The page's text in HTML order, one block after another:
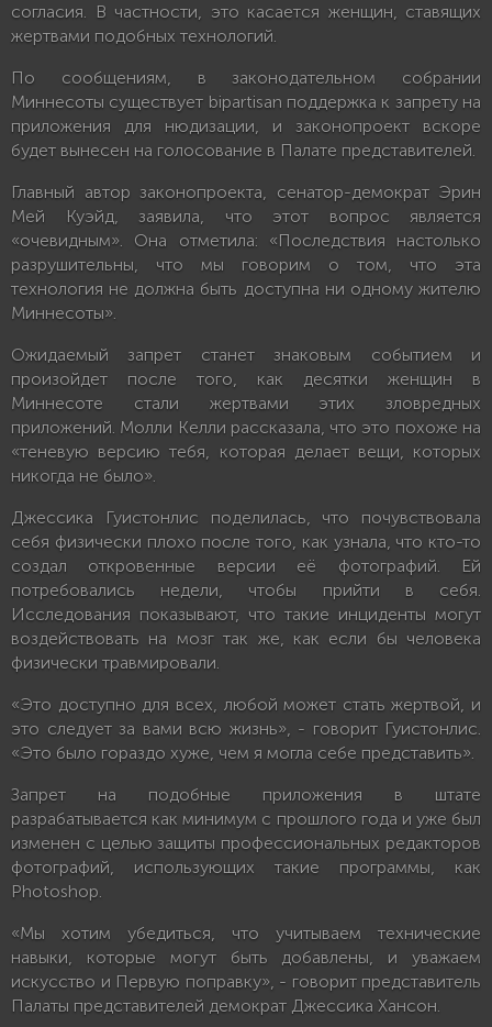
согласия. В частности, это касается женщин, ставящих
жертвами подобных технологий.
По сообщениям, в законодательном собрании
Миннесоты существует bipartisan поддержка к запрету на
приложения для нюдизации, и законопроект вскоре
будет вынесен на голосование в Палате представителей.
Главный автор законопроекта, сенатор-демократ Эрин
Мей Куэйд, заявила, что этот вопрос является
«очевидным». Она отметила: «Последствия настолько
разрушительны, что мы говорим о том, что эта
технология не должна быть доступна ни одному жителю
Миннесоты».
Ожидаемый запрет станет знаковым событием и
произойдет после того, как десятки женщин в
Миннесоте стали жертвами этих зловредных
приложений. Молли Келли рассказала, что это похоже на
«теневую версию тебя, которая делает вещи, которых
никогда не было».
Джессика Гуистонлис поделилась, что почувствовала
себя физически плохо после того, как узнала, что кто-то
создал откровенные версии её фотографий. Ей
потребовались недели, чтобы прийти в себя.
Исследования показывают, что такие инциденты могут
воздействовать на мозг так же, как если бы человека
физически травмировали.
«Это доступно для всех, любой может стать жертвой, и
это следует за вами всю жизнь», - говорит Гуистонлис.
«Это было гораздо хуже, чем я могла себе представить».
Запрет на подобные приложения в штате
разрабатывается как минимум с прошлого года и уже был
изменен с целью защиты профессиональных редакторов
фотографий, использующих такие программы, как
Photoshop.
«Мы хотим убедиться, что учитываем технические
навыки, которые могут быть добавлены, и уважаем
искусство и Первую поправку», - говорит представитель
Палаты представителей демократ Джессика Хансон.